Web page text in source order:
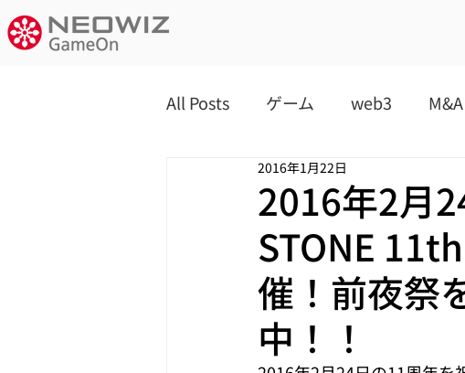
All Posts ゲーム web3 M&A
2016年2月
STONE
催！前夜祭
中！！
2016年1月22日